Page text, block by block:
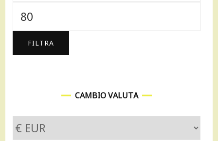
Prezzo
FILTRA
CAMBIO VALUTA